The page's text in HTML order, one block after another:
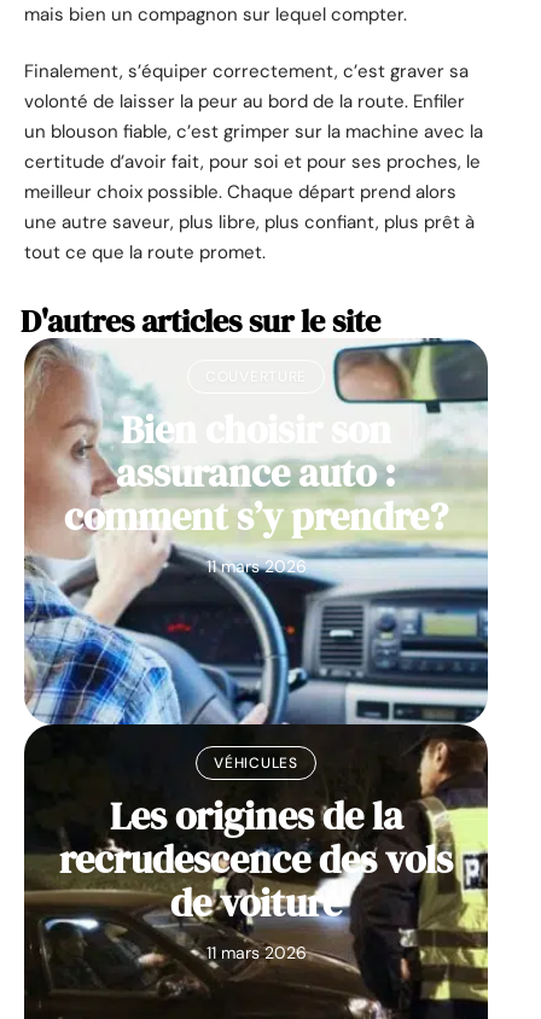
mais bien un compagnon sur lequel compter.
Finalement, s’équiper correctement, c’est graver sa
volonté de laisser la peur au bord de la route. Enfiler
un blouson fiable, c’est grimper sur la machine avec la
certitude d’avoir fait, pour soi et pour ses proches, le
meilleur choix possible. Chaque départ prend alors
une autre saveur, plus libre, plus confiant, plus prêt à
tout ce que la route promet.
D'autres articles sur le site
Bien choisir son
assurance auto :
comment s’y prendre?
11 mars 2026
VÉHICULES
Les origines de la
recrudescence des vols
de voiture
11 mars 2026